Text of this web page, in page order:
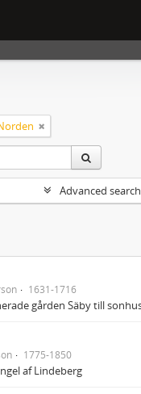
Advanced
1631-1716
gården Säby till
1775-1850
af Lindeberg